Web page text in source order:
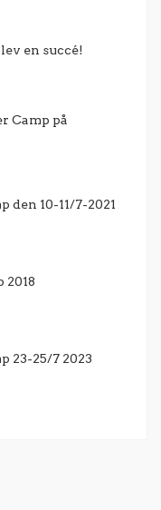
en succé!
Camp på
den 10-11/7-2021
2018
23-25/7 2023